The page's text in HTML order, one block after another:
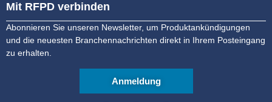
Mit RFPD verbinden
Abonnieren Sie unseren Newsletter, um Produktankündigungen
und die neuesten Branchennachrichten direkt in Ihrem Posteingang
zu erhalten.
Anmeldung